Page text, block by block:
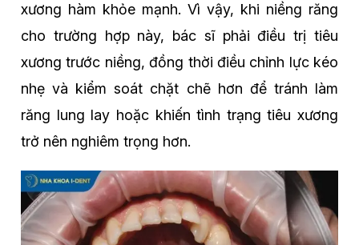
xương hàm khỏe mạnh. Vì vậy, khi niềng răng
cho trường hợp này, bác sĩ phải điều trị tiêu
xương trước niềng, đồng thời điều chỉnh lực kéo
nhẹ và kiểm soát chặt chẽ hơn để tránh làm
răng lung lay hoặc khiến tình trạng tiêu xương
trở nên nghiêm trọng hơn.